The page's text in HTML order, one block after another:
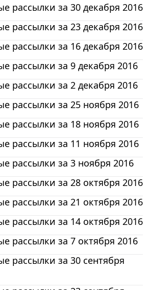
рассылки за 30 декабря 2016
рассылки за 23 декабря 2016
рассылки за 16 декабря 2016
рассылки за 9 декабря 2016
рассылки за 2 декабря 2016
рассылки за 25 ноября 2016
рассылки за 18 ноября 2016
рассылки за 11 ноября 2016
рассылки за 3 ноября 2016
рассылки за 28 октября 2016
рассылки за 21 октября 2016
рассылки за 14 октября 2016
рассылки за 7 октября 2016
рассылки за 30 сентября